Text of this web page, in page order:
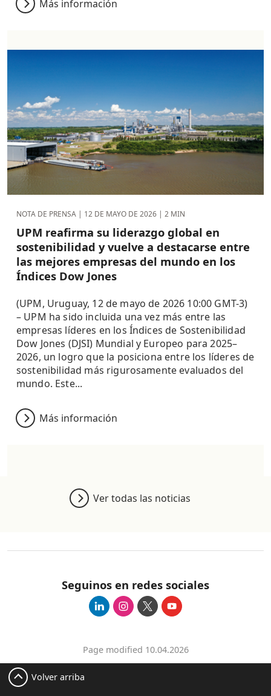
Más información
NOTA DE PRENSA | 12 DE MAYO DE 2026 | 2 MIN
UPM reafirma su liderazgo global en
sostenibilidad y vuelve a destacarse entre
las mejores empresas del mundo en los
Índices Dow Jones
(UPM, Uruguay, 12 de mayo de 2026 10:00 GMT-3)
– UPM ha sido incluida una vez más entre las
empresas líderes en los Índices de Sostenibilidad
Dow Jones (DJSI) Mundial y Europeo para 2025–
2026, un logro que la posiciona entre los líderes de
sostenibilidad más rigurosamente evaluados del
mundo. Este...
Más información
Ver todas las noticias
Seguinos en redes sociales
Page modified 10.04.2026
Volver arriba